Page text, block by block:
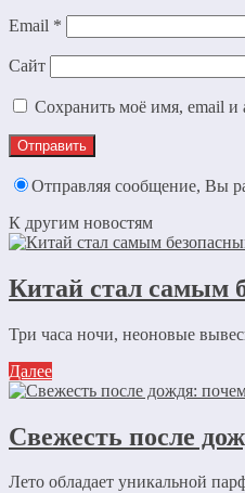
Email *
Сайт
Сохранить моё имя, email и
Отправляя сообщение, Вы
К другим новостям
Китай стал самым
Три часа ночи, неоновые
Далее
Свежесть после
Лето обладает уникальной